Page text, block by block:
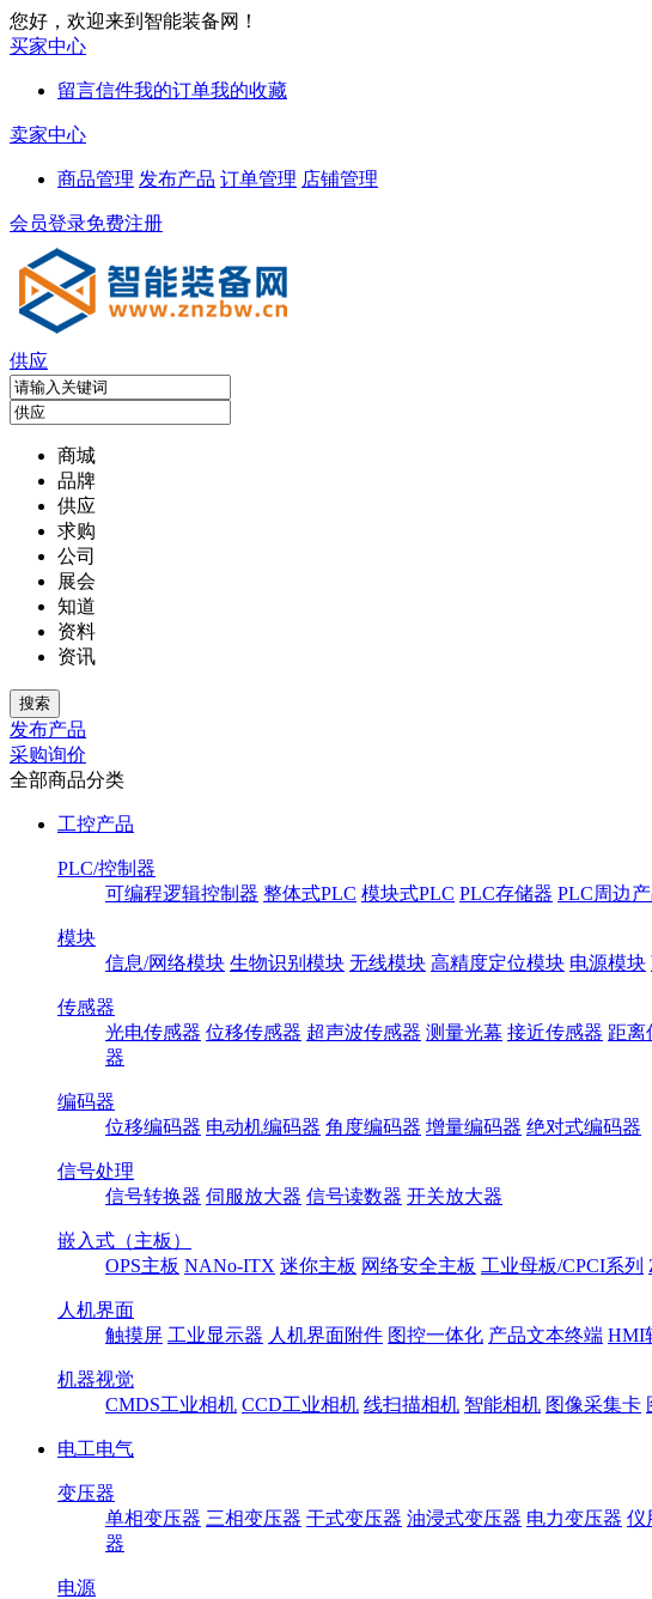
您好，欢迎来到智能装备网！
买家中心
留言信件我的订单我的收藏
卖家中心
商品管理 发布产品 订单管理 店铺管理
会员登录免费注册
供应
商城
品牌
供应
求购
公司
展会
知道
资料
资讯
发布产品
采购询价
全部商品分类
工控产品
PLC/控制器
可编程逻辑控制器 整体式PLC 模块式PLC PLC存储器 PLC周边
模块
信息/网络模块 生物识别模块 无线模块 高精度定位模块 电源模块
传感器
光电传感器 位移传感器 超声波传感器 测量光幕 接近传感器 距离
器
编码器
位移编码器 电动机编码器 角度编码器 增量编码器 绝对式编码器
信号处理
信号转换器 伺服放大器 信号读数器 开关放大器
嵌入式（主板）
OPS主板 NANo-ITX 迷你主板 网络安全主板 工业母板/CPCI系列
人机界面
触摸屏 工业显示器 人机界面附件 图控一体化 产品文本终端 HMI
机器视觉
CMDS工业相机 CCD工业相机 线扫描相机 智能相机 图像采集卡
电工电气
变压器
单相变压器 三相变压器 干式变压器 油浸式变压器 电力变压器 仪
器
电源